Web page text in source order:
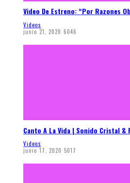
Video De Estreno: “Por Razones
Videos
junio 21, 2020 6046
Canto A La Vida | Sonido Cristal &
Videos
junio 17, 2020 5017